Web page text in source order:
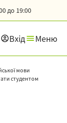
до 19:00
Вхід Меню
мови
студентом